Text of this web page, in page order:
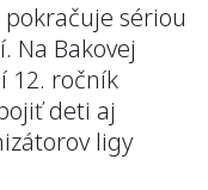
sériou
Na Bakovej
12. ročník
deti aj
ligy